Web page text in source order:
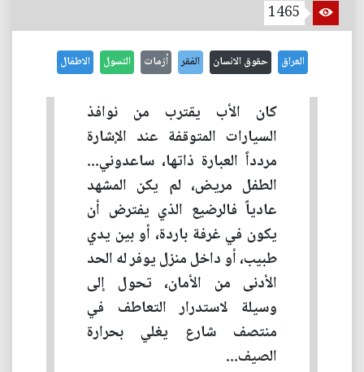
1465
العراق حقوق الانسان الفقر أزمات التسول الاطفال
كان الأب يقترب من نوافذ
السيارات المتوقفة عند الإشارة
مردداً العبارة ذاتها، ساعدوني...
الطفل مريض، لم يكن المشهد
عادياً فالرضيع الذي يفترض أن
يكون في غرفة باردة، أو بين يدي
طبيب، أو داخل منزل يوفر له الحد
الأدنى من الأمان، تحول إلى
وسيلة لاستدرار التعاطف في
منتصف شارع يغلي بحرارة
الصيف...